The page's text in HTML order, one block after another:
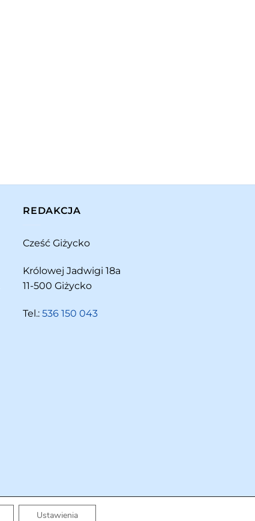
REDAKCJA
Cześć Giżycko
Królowej Jadwigi 18a
11-500 Giżycko
Tel.: 536 150 043
Ustawienia